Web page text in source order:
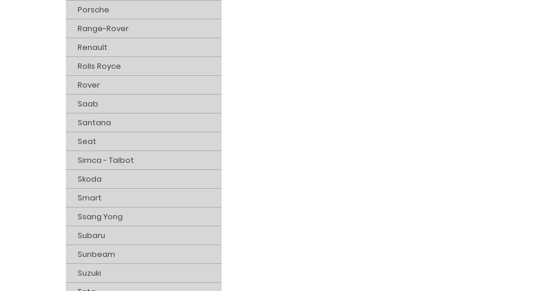
Porsche
Range-Rover
Renault
Rolls Royce
Rover
Saab
Santana
Seat
Simca - Talbot
Skoda
Smart
Ssang Yong
Subaru
Sunbeam
Suzuki